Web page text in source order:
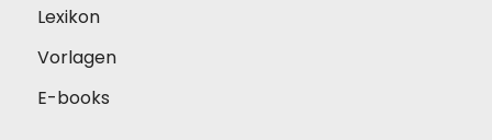
Lexikon
Vorlagen
E-books